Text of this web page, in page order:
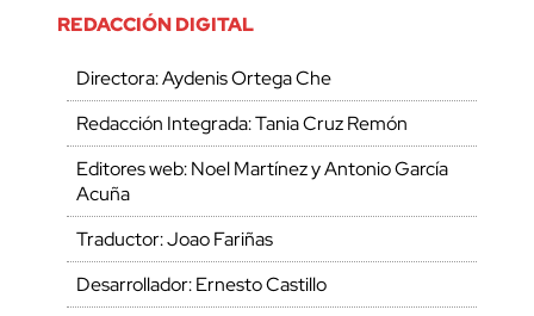
REDACCIÓN DIGITAL
Directora: Aydenis Ortega Che
Redacción Integrada: Tania Cruz Remón
Editores web: Noel Martínez y Antonio García
Acuña
Traductor: Joao Fariñas
Desarrollador: Ernesto Castillo